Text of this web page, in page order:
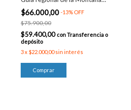
Solitaria
$66.000,00 -13% OFF
$75.900,00
$59.400,00 conTransferencia o
depósito
3x $22.000,00 sin interés